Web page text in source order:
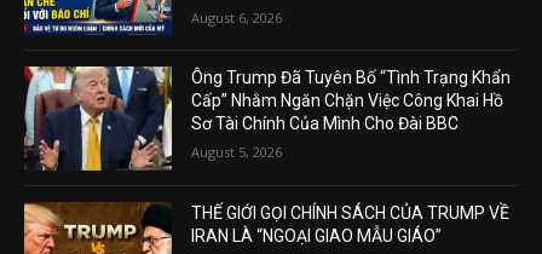
August 6, 2026
Ông Trump Đã Tuyên Bố “Tình Trạng Khẩn
Cấp” Nhằm Ngăn Chặn Việc Công Khai Hồ
Sơ Tài Chính Của Mình Cho Đài BBC
August 5, 2026
THẾ GIỚI GỌI CHÍNH SÁCH CỦA TRUMP VỀ
IRAN LÀ “NGOẠI GIAO MẪU GIÁO”